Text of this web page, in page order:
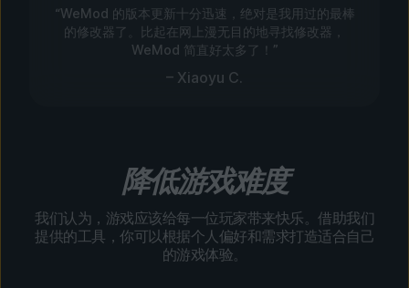
“WeMod 的版本更新十分迅速，绝对是我用过的最棒
的修改器了。比起在网上漫无目的地寻找修改器，
WeMod 简直好太多了！”
– Xiaoyu C.
降低游戏难度
我们认为，游戏应该给每一位玩家带来快乐。借助我们
提供的工具，你可以根据个人偏好和需求打造适合自己
的游戏体验。